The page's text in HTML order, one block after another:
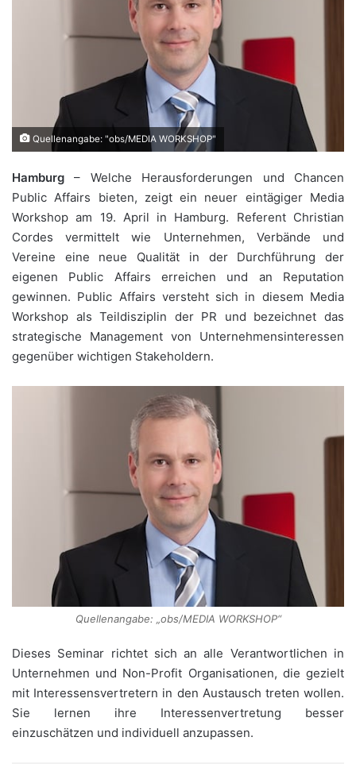
Quellenangabe: "obs/MEDIA WORKSHOP"
Hamburg – Welche Herausforderungen und Chancen
Public Affairs bieten, zeigt ein neuer eintägiger Media
Workshop am 19. April in Hamburg. Referent Christian
Cordes vermittelt wie Unternehmen, Verbände und
Vereine eine neue Qualität in der Durchführung der
eigenen Public Affairs erreichen und an Reputation
gewinnen. Public Affairs versteht sich in diesem Media
Workshop als Teildisziplin der PR und bezeichnet das
strategische Management von Unternehmensinteressen
gegenüber wichtigen Stakeholdern.
Quellenangabe: „obs/MEDIA WORKSHOP“
Dieses Seminar richtet sich an alle Verantwortlichen in
Unternehmen und Non-Profit Organisationen, die gezielt
mit Interessensvertretern in den Austausch treten wollen.
Sie lernen ihre Interessenvertretung besser
einzuschätzen und individuell anzupassen.